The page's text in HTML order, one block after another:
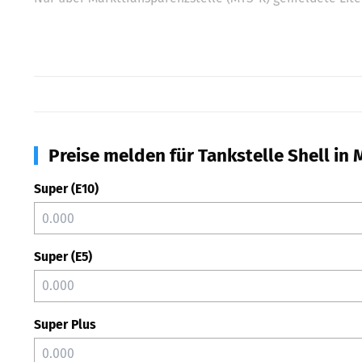
Preise melden für Tankstelle Shell in
Super (E10)
Super (E5)
Super Plus